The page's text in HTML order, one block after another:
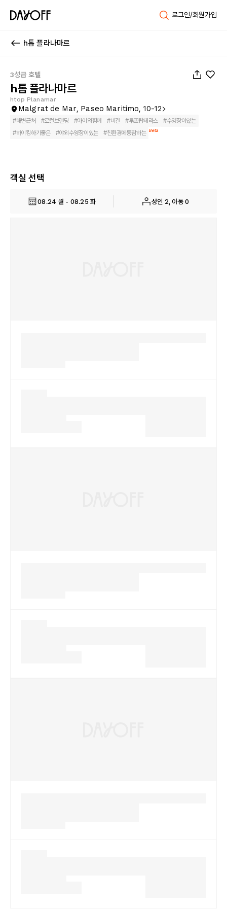
로그인/회원가입
h톱 플라나마르
3성급 호텔
h톱 플라나마르
htop Planamar
Malgrat de Mar, Paseo Maritimo, 10-12
#해변근처 #로컬브랜딩 #아이와함께 #비건 #루프탑테라스 #수영장이있는
#하이킹하기좋은 #야외수영장이있는 #친환경에동참하는 Beta
객실 선택
08.24 월 - 08.25 화 성인 2, 아동 0